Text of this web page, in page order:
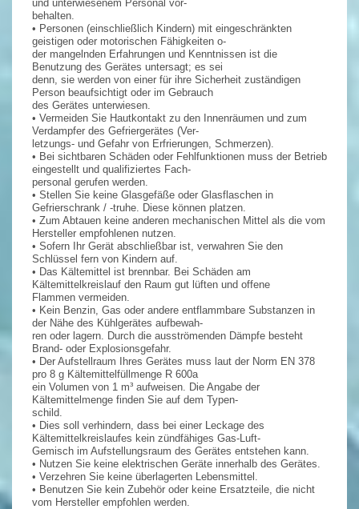
und unterwiesenem Personal vor-
behalten.
• Personen (einschließlich Kindern) mit eingeschränkten
geistigen oder motorischen Fähigkeiten o-
der mangelnden Erfahrungen und Kenntnissen ist die
Benutzung des Gerätes untersagt; es sei
denn, sie werden von einer für ihre Sicherheit zuständigen
Person beaufsichtigt oder im Gebrauch
des Gerätes unterwiesen.
• Vermeiden Sie Hautkontakt zu den Innenräumen und zum
Verdampfer des Gefriergerätes (Ver-
letzungs- und Gefahr von Erfrierungen, Schmerzen).
• Bei sichtbaren Schäden oder Fehlfunktionen muss der Betrieb
eingestellt und qualifiziertes Fach-
personal gerufen werden.
• Stellen Sie keine Glasgefäße oder Glasflaschen in
Gefrierschrank / -truhe. Diese können platzen.
• Zum Abtauen keine anderen mechanischen Mittel als die vom
Hersteller empfohlenen nutzen.
• Sofern Ihr Gerät abschließbar ist, verwahren Sie den
Schlüssel fern von Kindern auf.
• Das Kältemittel ist brennbar. Bei Schäden am
Kältemittelkreislauf den Raum gut lüften und offene
Flammen vermeiden.
• Kein Benzin, Gas oder andere entflammbare Substanzen in
der Nähe des Kühlgerätes aufbewah-
ren oder lagern. Durch die ausströmenden Dämpfe besteht
Brand- oder Explosionsgefahr.
• Der Aufstellraum Ihres Gerätes muss laut der Norm EN 378
pro 8 g Kältemittelfüllmenge R 600a
ein Volumen von 1 m³ aufweisen. Die Angabe der
Kältemittelmenge finden Sie auf dem Typen-
schild.
• Dies soll verhindern, dass bei einer Leckage des
Kältemittelkreislaufes kein zündfähiges Gas-Luft-
Gemisch im Aufstellungsraum des Gerätes entstehen kann.
• Nutzen Sie keine elektrischen Geräte innerhalb des Gerätes.
• Verzehren Sie keine überlagerten Lebensmittel.
• Benutzen Sie kein Zubehör oder keine Ersatzteile, die nicht
vom Hersteller empfohlen werden.